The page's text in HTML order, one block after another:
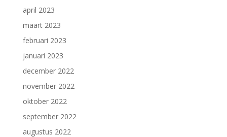
april 2023
maart 2023
februari 2023
januari 2023
december 2022
november 2022
oktober 2022
september 2022
augustus 2022